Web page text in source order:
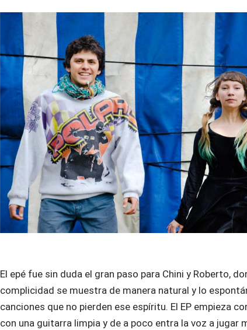
El epé fue sin duda el gran paso para Chini y Roberto,
complicidad se muestra de manera natural y lo
canciones que no pierden ese espíritu. El EP empieza
con una guitarra limpia y de a poco entra la voz a jugar